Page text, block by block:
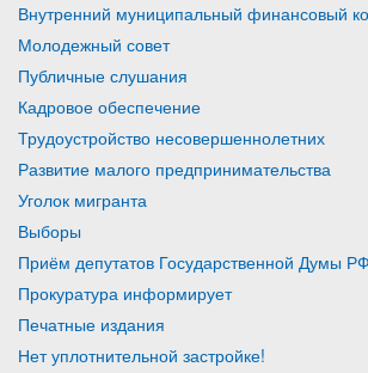
Внутренний муниципальный финансовый
Молодежный совет
Публичные слушания
Кадровое обеспечение
Трудоустройство несовершеннолетних
Развитие малого предпринимательства
Уголок мигранта
Выборы
Приём депутатов Государственной Думы
Прокуратура информирует
Печатные издания
Нет уплотнительной застройке!